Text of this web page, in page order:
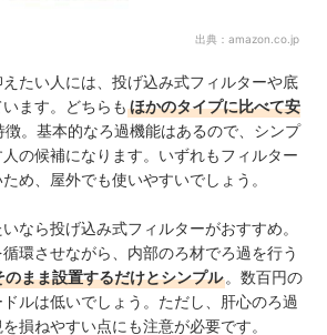
出典： amazon.co.jp
たい人には、投げ込み式フィルターや底
ます。どちらも ほかのタイプに比べて安
徴。基本的なろ過機能はあるので、シンプ
の候補になります。いずれもフィルター
め、屋外でも使いやすいでしょう。
なら投げ込み式フィルターがおすすめ。
環させながら、内部のろ材でろ過を行う
のまま設置するだけとシンプル。数百円の
ルは低いでしょう。ただし、肝心のろ過
損ねやすい点にも注意が必要です。